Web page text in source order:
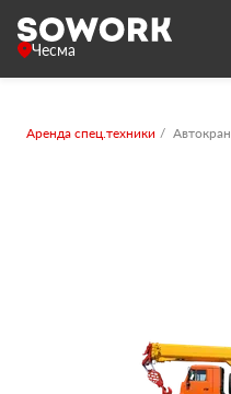
Чесма
Аренда спец.техники Автокран